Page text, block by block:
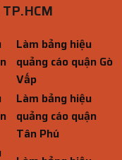
Làm bảng hiệu
quảng cáo quận Gò
Vấp
Làm bảng hiệu
quảng cáo quận
Tân Phú